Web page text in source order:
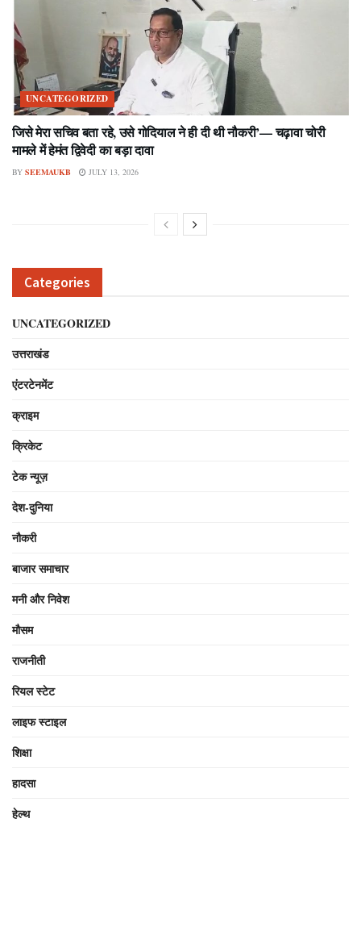
UNCATEGORIZED
जिसे मेरा सचिव बता रहे, उसे गोदियाल ने ही दी थी नौकरी’— चढ़ावा चोरी
मामले में हेमंत द्विवेदी का बड़ा दावा
BY SEEMAUKB JULY 13, 2026
Categories
UNCATEGORIZED
उत्तराखंड
एंटरटेनमेंट
क्राइम
क्रिकेट
टेक न्यूज़
देश-दुनिया
नौकरी
बाजार समाचार
मनी और निवेश
मौसम
राजनीती
रियल स्टेट
लाइफ स्टाइल
शिक्षा
हादसा
हेल्थ